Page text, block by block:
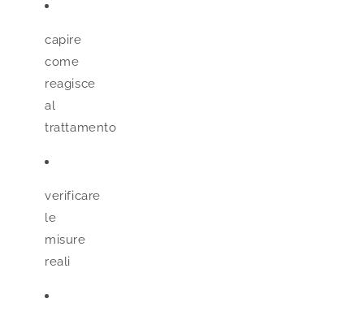
capire
come
reagisce
al
trattamento
verificare
le
misure
reali